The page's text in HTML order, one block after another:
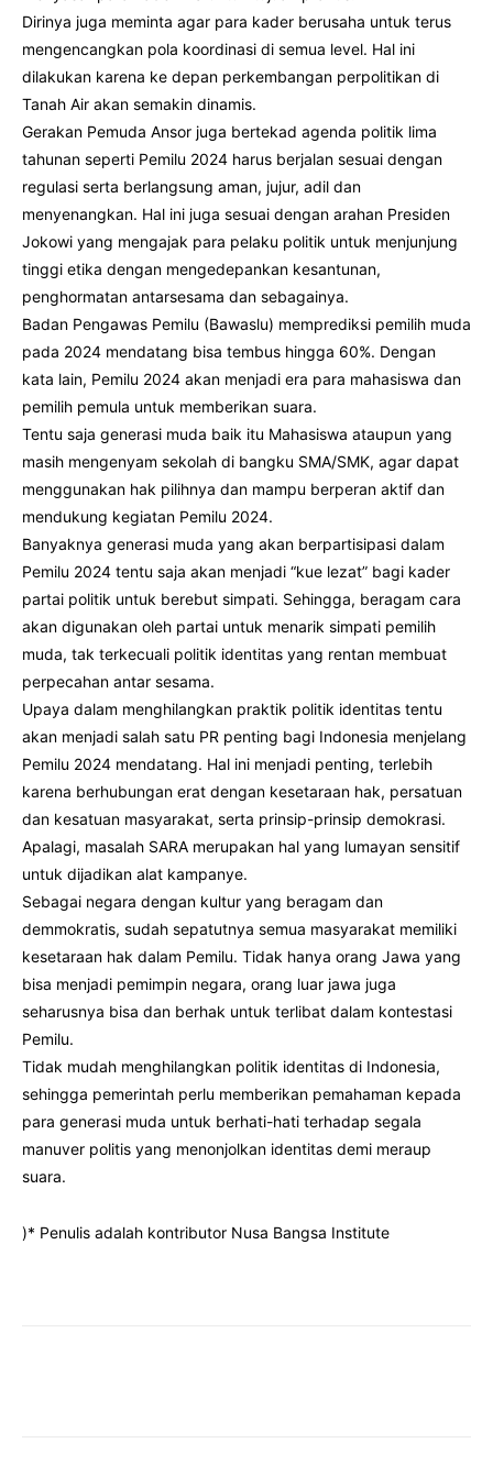
Dirinya juga meminta agar para kader berusaha untuk terus
mengencangkan pola koordinasi di semua level. Hal ini
dilakukan karena ke depan perkembangan perpolitikan di
Tanah Air akan semakin dinamis.
Gerakan Pemuda Ansor juga bertekad agenda politik lima
tahunan seperti Pemilu 2024 harus berjalan sesuai dengan
regulasi serta berlangsung aman, jujur, adil dan
menyenangkan. Hal ini juga sesuai dengan arahan Presiden
Jokowi yang mengajak para pelaku politik untuk menjunjung
tinggi etika dengan mengedepankan kesantunan,
penghormatan antarsesama dan sebagainya.
Badan Pengawas Pemilu (Bawaslu) memprediksi pemilih muda
pada 2024 mendatang bisa tembus hingga 60%. Dengan
kata lain, Pemilu 2024 akan menjadi era para mahasiswa dan
pemilih pemula untuk memberikan suara.
Tentu saja generasi muda baik itu Mahasiswa ataupun yang
masih mengenyam sekolah di bangku SMA/SMK, agar dapat
menggunakan hak pilihnya dan mampu berperan aktif dan
mendukung kegiatan Pemilu 2024.
Banyaknya generasi muda yang akan berpartisipasi dalam
Pemilu 2024 tentu saja akan menjadi “kue lezat” bagi kader
partai politik untuk berebut simpati. Sehingga, beragam cara
akan digunakan oleh partai untuk menarik simpati pemilih
muda, tak terkecuali politik identitas yang rentan membuat
perpecahan antar sesama.
Upaya dalam menghilangkan praktik politik identitas tentu
akan menjadi salah satu PR penting bagi Indonesia menjelang
Pemilu 2024 mendatang. Hal ini menjadi penting, terlebih
karena berhubungan erat dengan kesetaraan hak, persatuan
dan kesatuan masyarakat, serta prinsip-prinsip demokrasi.
Apalagi, masalah SARA merupakan hal yang lumayan sensitif
untuk dijadikan alat kampanye.
Sebagai negara dengan kultur yang beragam dan
demmokratis, sudah sepatutnya semua masyarakat memiliki
kesetaraan hak dalam Pemilu. Tidak hanya orang Jawa yang
bisa menjadi pemimpin negara, orang luar jawa juga
seharusnya bisa dan berhak untuk terlibat dalam kontestasi
Pemilu.
Tidak mudah menghilangkan politik identitas di Indonesia,
sehingga pemerintah perlu memberikan pemahaman kepada
para generasi muda untuk berhati-hati terhadap segala
manuver politis yang menonjolkan identitas demi meraup
suara.
)* Penulis adalah kontributor Nusa Bangsa Institute